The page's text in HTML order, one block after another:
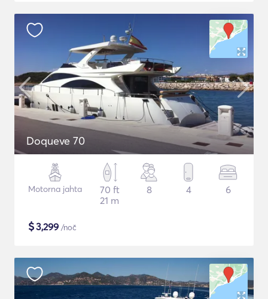
Doqueve 70
Motorna jahta
70 ft
21 m
8 4 6
$3,299 /noč